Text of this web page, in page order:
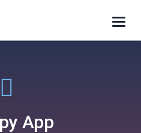
App